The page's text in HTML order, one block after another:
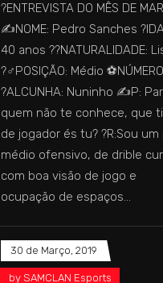
?️ENTREVISTA DO MÊS DE
✍️NOME: Pedro Sanches
40 anos ️??️NATURALIDADE:
?‍♂️POSIÇÃO: Médio
?️ALCUNHA: Nuninho ✍️P:
quem não te conhece, que
de jogador és tu? ?️R:Sou um
médio ofensivo, de drible
com boa visão de jogo e
ocupação de espaços
30 de Março, 2019
by SAMCLAN Esports